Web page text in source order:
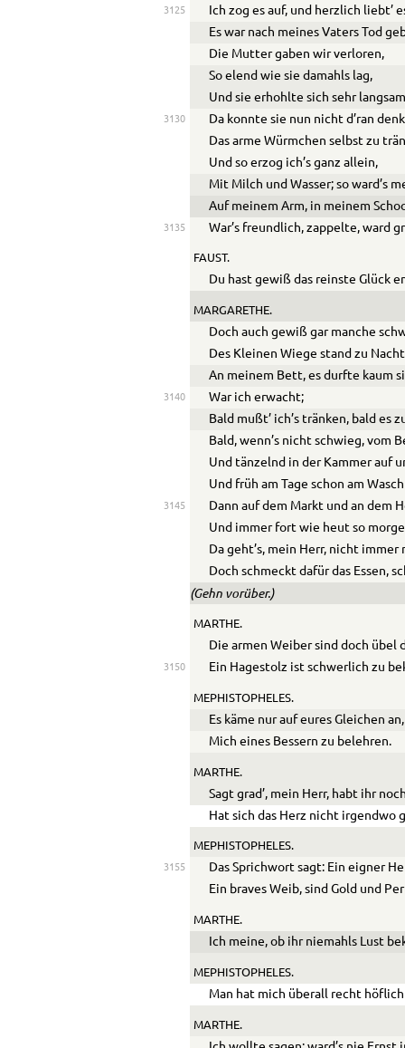
3125
Ich zog es auf, und herzlich liebt’
Es war nach meines Vaters Tod
Die Mutter gaben wir verloren,
So elend wie sie damahls lag,
Und sie erhohlte sich sehr
3130
Da konnte sie nun nicht d’ran
Das arme Würmchen selbst zu
Und so erzog ich’s ganz allein,
Mit Milch und Wasser; so ward’s
Auf meinem Arm, in meinem
3135 War’s freundlich, zappelte, ward
FAUST.
Du hast gewiß das reinste Glück
MARGARETHE.
Doch auch gewiß gar manche
Des Kleinen Wiege stand zu Nacht
An meinem Bett, es durfte kaum
3140
War ich erwacht;
Bald mußt’ ich’s tränken, bald es
Bald, wenn’s nicht schwieg, vom
Und tänzelnd in der Kammer auf
Und früh am Tage schon am
3145
Dann auf dem Markt und an dem
Und immer fort wie heut so
Da geht’s, mein Herr, nicht immer
Doch schmeckt dafür das Essen,
(Gehn vorüber.)
MARTHE.
Die armen Weiber sind doch übel
3150 Ein Hagestolz ist schwerlich zu
MEPHISTOPHELES.
Es käme nur auf eures Gleichen an,
Mich eines Bessern zu belehren.
MARTHE.
Sagt grad’, mein Herr, habt ihr
Hat sich das Herz nicht irgendwo
MEPHISTOPHELES.
3155
Das Sprichwort sagt: Ein eigner
Ein braves Weib, sind Gold und
MARTHE.
Ich meine, ob ihr niemahls Lust
MEPHISTOPHELES.
Man hat mich überall recht
MARTHE.